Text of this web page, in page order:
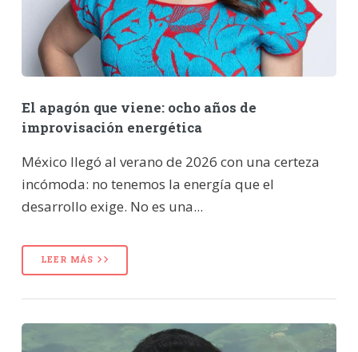
El apagón que viene: ocho años de
improvisación energética
México llegó al verano de 2026 con una certeza
incómoda: no tenemos la energía que el
desarrollo exige. No es una...
LEER MÁS